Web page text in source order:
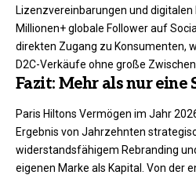
Lizenzvereinbarungen und
Millionen+ globale Follower auf
direkten Zugang zu Konsumenten,
D2C-Verkäufe ohne große
Fazit: Mehr als nur eine
Paris Hiltons Vermögen im Jahr
Ergebnis von Jahrzehnten
widerstandsfähigem Rebranding
eigenen Marke als Kapital. Von der